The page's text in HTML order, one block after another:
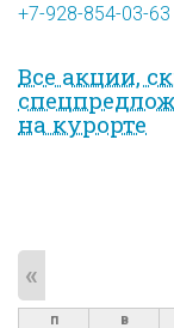
+7-928-854-03-63
Все акции,
на курорте
«
п в